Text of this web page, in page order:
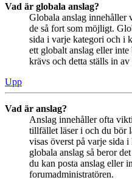
Vad är globala anslag?
Globala anslag innehåller
de så fort som möjligt.
sida i varje kategori och i
ett globalt anslag eller
krävs och detta ställs in
Upp
Vad är anslag?
Anslag innehåller ofta
tillfället läser i och du bör
visas överst på varje sida
globala anslag så beror
du kan posta anslag eller
forumadministratören.